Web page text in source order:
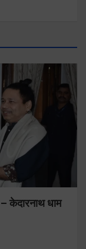
केदारनाथ धाम